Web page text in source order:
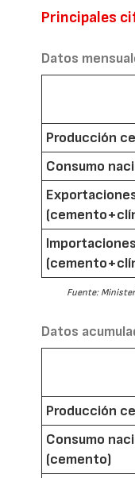
Principales
Datos
Producción
Consumo
Importaciones
Fuente:
Datos
Producción
Consumo
(cemento)